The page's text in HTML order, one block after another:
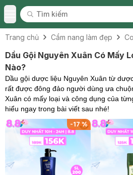
Toggle Menu
Tìm kiếm
Tìm kiếm
Trang chủ Cẩm nang làm đẹp
Dầu Gội Nguyên Xuân Có Mấy
Nào?
Dầu gội dược liệu Nguyên Xuân từ
rất được đông đảo người dùng ưa
Xuân có mấy loại và công dụng của
hiểu ngay trong bài viết sau nhé!
-17%